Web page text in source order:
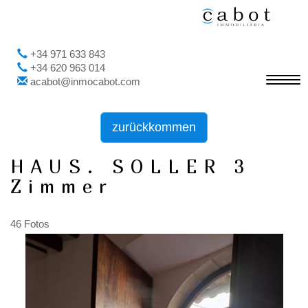
+34 971 633 843
+34 620 963 014
acabot@inmocabot.com
zurückkommen
HAUS. SOLLER 3
Zimmer
46 Fotos